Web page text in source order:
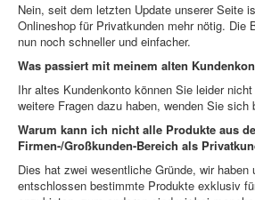
Nein, seit dem letzten Update unserer Seite
Onlineshop für Privatkunden mehr nötig. Die
nun noch schneller und einfacher.
Was passiert mit meinem alten
Ihr altes Kundenkonto können Sie leider
weitere Fragen dazu haben, wenden Sie
Warum kann ich nicht alle Produkte aus
Firmen-/Großkunden-Bereich als
Dies hat zwei wesentliche Gründe, wir haben
entschlossen bestimmte Produkte exklusiv